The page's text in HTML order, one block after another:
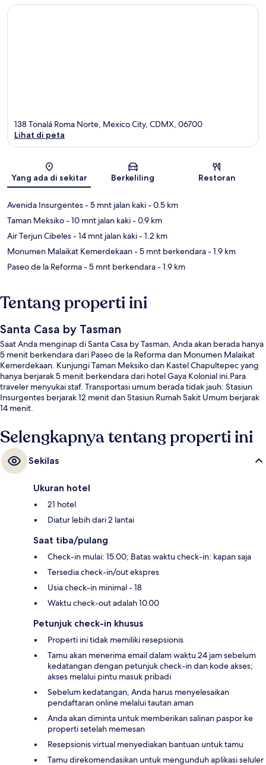
Peta
138 Tonalá Roma Norte, Mexico City, CDMX, 06700
Lihat di peta
Yang ada di sekitar Berkeliling Restoran
Avenida Insurgentes- 5 mnt jalan kaki- 0.5 km
Taman Meksiko- 10 mnt jalan kaki- 0.9 km
Air Terjun Cibeles- 14 mnt jalan kaki- 1.2 km
Monumen Malaikat Kemerdekaan- 5 mnt berkendara- 1.9 km
Paseo de la Reforma- 5 mnt berkendara- 1.9 km
Tentang properti ini
Santa Casa by Tasman
Saat Anda menginap di Santa Casa by Tasman, Anda akan berada hanya
5 menit berkendara dari Paseo de la Reforma dan Monumen Malaikat
Kemerdekaan. Kunjungi Taman Meksiko dan Kastel Chapultepec yang
hanya berjarak 5 menit berkendara dari hotel Gaya Kolonial ini.Para
traveler menyukai staf. Transportasi umum berada tidak jauh: Stasiun
Insurgentes berjarak 12 menit dan Stasiun Rumah Sakit Umum berjarak
14 menit.
Selengkapnya tentang properti ini
Sekilas
Ukuran hotel
21 hotel
Diatur lebih dari 2 lantai
Saat tiba/pulang
Check-in mulai: 15.00; Batas waktu check-in: kapan saja
Tersedia check-in/out ekspres
Usia check-in minimal - 18
Waktu check-out adalah 10.00
Petunjuk check-in khusus
Properti ini tidak memiliki resepsionis
Tamu akan menerima email dalam waktu 24 jam sebelum
kedatangan dengan petunjuk check-in dan kode akses;
akses melalui pintu masuk pribadi
Sebelum kedatangan, Anda harus menyelesaikan
pendaftaran online melalui tautan aman
Anda akan diminta untuk memberikan salinan paspor ke
properti setelah memesan
Resepsionis virtual menyediakan bantuan untuk tamu
Tamu direkomendasikan untuk mengunduh aplikasi seluler